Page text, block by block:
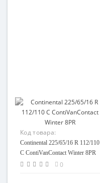
Код товара:
90193942512-08
Continental 225/65/16 R 112/110
C ContiVanContact Winter 8PR
0